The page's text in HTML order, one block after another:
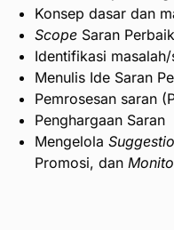
Konsep dasar dan
Scope Saran
Identifikasi
Menulis Ide Saran
Pemrosesan saran
Penghargaan Saran
Mengelola
Promosi, dan